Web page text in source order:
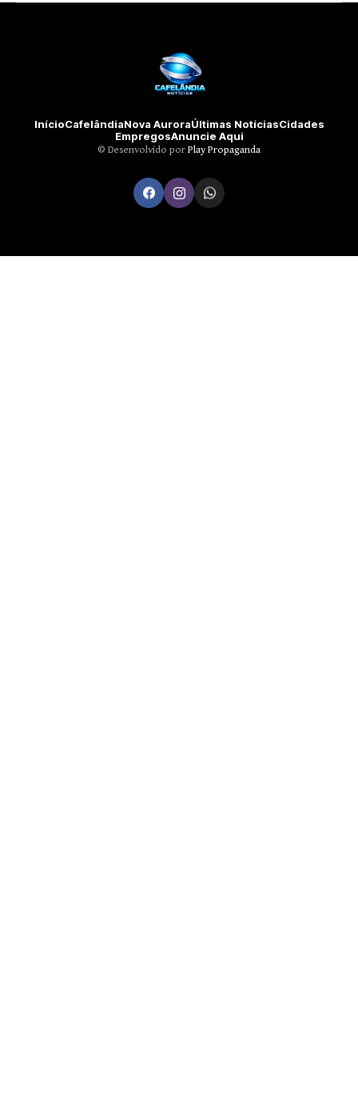
InícioCafelândiaNova AuroraÚltimas NotíciasCidades
EmpregosAnuncie Aqui
©️ Desenvolvido por Play Propaganda